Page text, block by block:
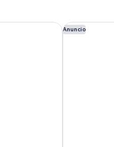
Anuncio
Days Inn by